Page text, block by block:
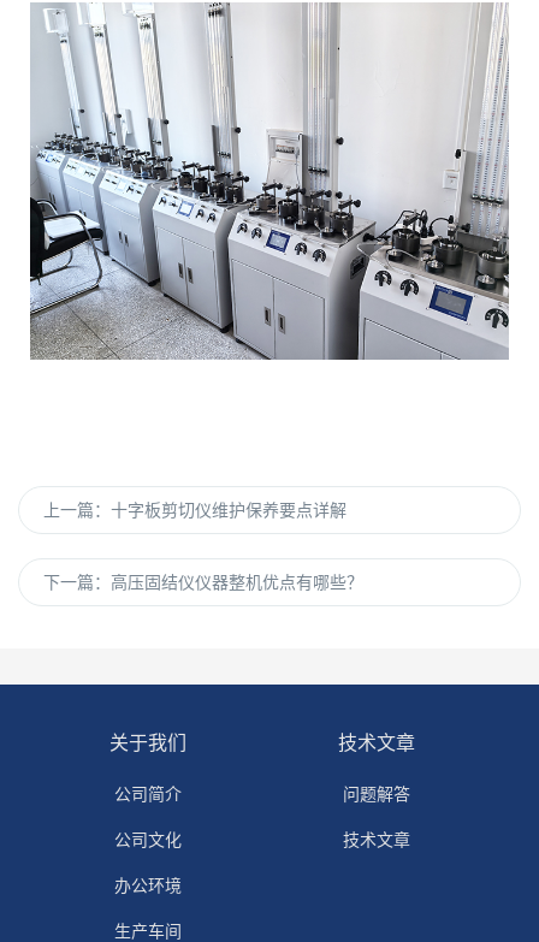
上一篇： 十字板剪切仪维护保养要点详解
下一篇： 高压固结仪仪器整机优点有哪些？
关于我们
公司简介
公司文化
办公环境
生产车间
技术文章
问题解答
技术文章